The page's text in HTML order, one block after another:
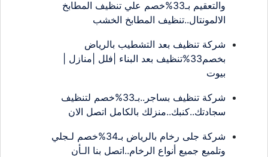
والتعقيم بـ33%خصم علي تنظيف المطابخ
الالمونتال..تنظيف المطابخ الخشب
شركة تنظيف بعد التشطيب بالرياض
بخصم33%تنظيف بعد البناء |فلل |منازل |
بيوت
شركة تنظيف بساجر..بـ33%خصم لتنظيف
سجادتك..كنبك..منزلك بالكامل اتصل الان
شركة جلى رخام بالرياض بـ34%خصم لـجلي
وتلميع جميع أنواع الرخام..اتصل بنا الـأن